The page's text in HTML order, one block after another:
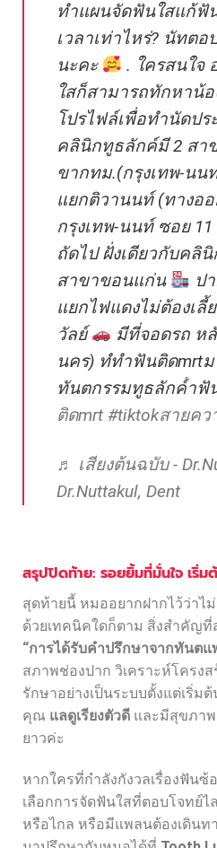
ทำแผนจัดฟันใสแก้ฟั
เวลาเท่าไหร่? นัทต
นะคะ
. ใครสนใจ
ใสก็สามารถทักหาน้
โปรไฟล์เพื่อทำนัดปร
คลินิกทูธลักค์มี 2 สา
ขากทม.(กรุงเทพ-นน
แยกติวานนท์ (ทางออ
กรุงเทพ-นนท์ ซอย
ถัดไป ฝั่งเดียวกับคลินิ
สาขาขอนแก่น
ป
แยกไฟแดงไม่ต้องเลี้
วัลย์
มีที่จอดรถ ห
นคร) ทํทําฟันติด
ทันตกรรมทูธลักค์ํา
ติดmrt #tiktokสายคว
♬ เสียงต้นฉบับ -
Dr.Nuttakul, Dent
สรุปปิดท้าย: รอยยิ้มที่มั่นใจ เริ่
สุดท้ายนี้ หมออยากฝากไว้ว่า
ด้วยเทคนิคใดก็ตาม สิ่งสำคัญที่
“การได้รับคำปรึกษาจากทันตแ
สภาพช่องปาก วิเคราะห์โครง
รักษาอย่างเป็นระบบตั้งแต่เริ่ม
คุณ แลดูเรียงตัวดี และมีสุขภาพ
ยาวค่ะ
หากใครที่กำลังกังวลเรื่องฟันซ้
เลือกการจัดฟันใสที่ตอบโจทย์ไ
หรือไกล หรือมีแพลนต้องเดินท